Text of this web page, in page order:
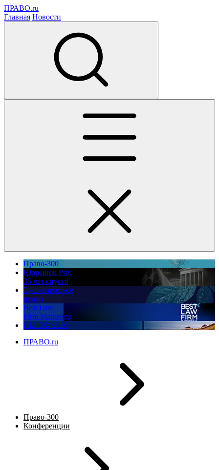
ПРАВО.ru
Главная Новости
Право-300
Юррынок РФ:
35 лет спустя
Экологическое
право
Best Law
Firm Marketing
ПМЮФ 2026
ПРАВО.ru
Право-300
Конференции